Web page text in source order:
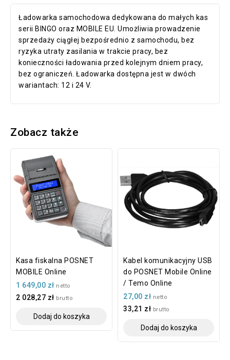
Ładowarka samochodowa dedykowana do małych kas
serii BINGO oraz MOBILE EU. Umożliwia prowadzenie
sprzedaży ciągłej bezpośrednio z samochodu, bez
ryzyka utraty zasilania w trakcie pracy, bez
konieczności ładowania przed kolejnym dniem pracy,
bez ograniczeń. Ładowarka dostępna jest w dwóch
wariantach: 12 i 24 V.
Zobacz także
Kasa fiskalna POSNET
MOBILE Online
1 649,00 zł netto
2 028,27 zł brutto
Dodaj do koszyka
Kabel komunikacyjny USB
do POSNET Mobile Online
/ Temo Online
27,00 zł netto
33,21 zł brutto
Dodaj do koszyka